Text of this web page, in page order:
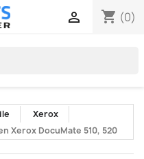
shopping_cart (0)

Xerox
Xerox DocuMate 510, 520